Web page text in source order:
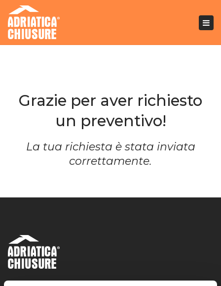
Grazie per aver richiesto
un preventivo!
La tua richiesta è stata inviata
correttamente.